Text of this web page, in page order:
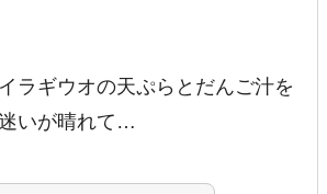
ラギウオの天ぷらとだんご汁を
いが晴れて…